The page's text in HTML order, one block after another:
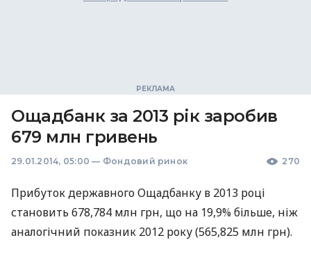
Ощадбанк за 2013 рік заробив
679 млн гривень
29.01.2014, 05:00 — Фондовий ринок 270
Прибуток державного Ощадбанку в 2013 році
становить 678,784 млн грн, що на 19,9% більше, ніж
аналогічний показник 2012 року (565,825 млн грн).